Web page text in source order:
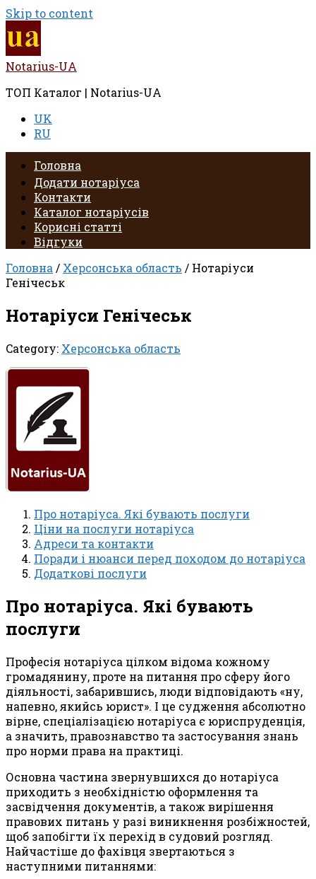
Skip to content
Notarius-UA
ТОП Каталог | Notarius-UA
UK
RU
Головна
Додати нотаріуса
Контакти
Каталог нотаріусів
Корисні статті
Відгуки
Головна / Херсонська область / Нотаріуси
Генічеськ
Нотаріуси Генічеськ
Category: Херсонська область
Про нотаріуса. Які бувають послуги
Ціни на послуги нотаріуса
Адреси та контакти
Поради і нюанси перед походом до нотаріуса
Додаткові послуги
Про нотаріуса. Які бувають
послуги
Професія нотаріуса цілком відома кожному
громадянину, проте на питання про сферу його
діяльності, забарившись, люди відповідають «ну,
напевно, якийсь юрист». І це судження абсолютно
вірне, спеціалізацією нотаріуса є юриспруденція,
а значить, правознавство та застосування знань
про норми права на практиці.
Основна частина звернувшихся до нотаріуса
приходить з необхідністю оформлення та
засвідчення документів, а також вирішення
правових питань у разі виникнення розбіжностей,
щоб запобігти їх перехід в судовий розгляд.
Найчастіше до фахівця звертаються з
наступними питаннями: